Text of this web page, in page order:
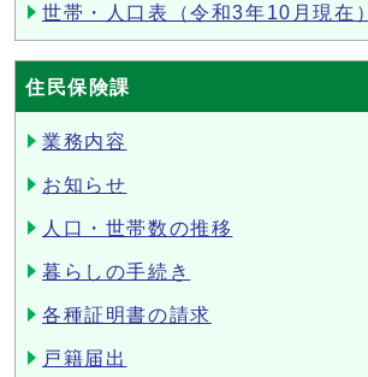
世帯・人口表（令和3年10月現在）
住民保険課
業務内容
お知らせ
人口・世帯数の推移
暮らしの手続き
各種証明書の請求
戸籍届出